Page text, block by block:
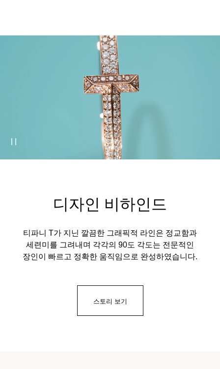
디자인 비하인드
티파니 T가 지닌 깔끔한 그래픽적 라인은 정교함과
세련미를 그려내며 각각의 90도 각도는 전문적인
장인이 빠르고 정확한 움직임으로 완성하였습니다.
스토리 보기